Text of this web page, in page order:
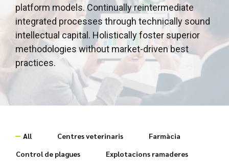
platform models. Continually reintermediate
integrated processes through technically sound
intellectual capital. Holistically foster superior
methodologies without market-driven best
practices.
All Centres veterinaris
Farmàcia
Control de plagues
Explotacions ramaderes